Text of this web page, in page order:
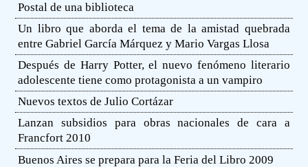
Postal de una biblioteca
Un libro que aborda el tema de la amistad quebrada
entre Gabriel García Márquez y Mario Vargas Llosa
Después de Harry Potter, el nuevo fenómeno literario
adolescente tiene como protagonista a un vampiro
Nuevos textos de Julio Cortázar
Lanzan subsidios para obras nacionales de cara a
Francfort 2010
Buenos Aires se prepara para la Feria del Libro 2009